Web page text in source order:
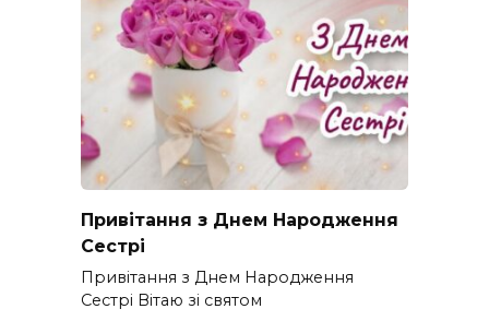
Привітання з Днем Народження
Сестрі
Привітання з Днем Народження
Сестрі Вітаю зі святом